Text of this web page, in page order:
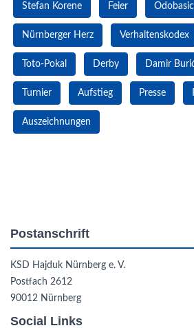
Stefan Korene Feier Odobasic
Nürnberger Herz Verhaltenskodex
Toto-Pokal Derby Damir
Turnier Aufstieg Presse
Auszeichnungen
Postanschrift
KSD Hajduk Nürnberg e. V.
Postfach 2612
90012 Nürnberg
Social Links